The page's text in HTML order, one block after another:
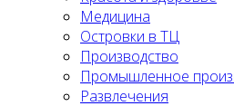
Медицина
Островки в ТЦ
Производство
Промышленное
Развлечения